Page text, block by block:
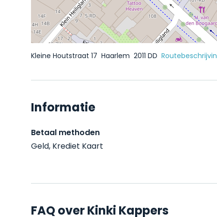
Kleine Houtstraat 17 Haarlem 2011 DD
Informatie
Betaal methoden
Geld, Krediet Kaart
FAQ over Kinki Kappers